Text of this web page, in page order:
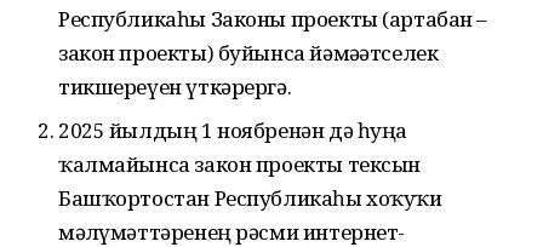
Республикаһы Законы проекты (артабан –
закон проекты) буйынса йәмәғәтселек
тикшереүен үткәрергә.
2025 йылдың 1 ноябренән дә һуңға
ҡалмайынса закон проекты тексын
Башҡортостан Республикаһы хоҡуҡи
мәғлүмәттәренең рәсми интернет-